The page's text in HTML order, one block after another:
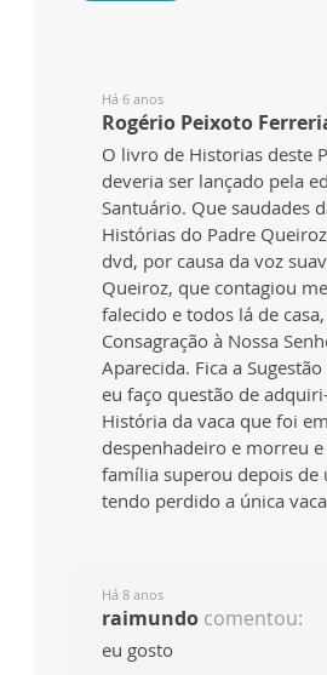
Há 6 anos
Rogério Peixoto
O livro de Historias deste
deveria ser lançado pela
Santuário. Que saudades
Histórias do Padre
dvd, por causa da voz
Queiroz, que contagiou
falecido e todos lá de
Consagração à Nossa
Aparecida. Fica a
eu faço questão de
História da vaca que foi
despenhadeiro e morreu
família superou depois de
tendo perdido a única vaca
Há 8 anos
raimundo comentou:
eu gosto